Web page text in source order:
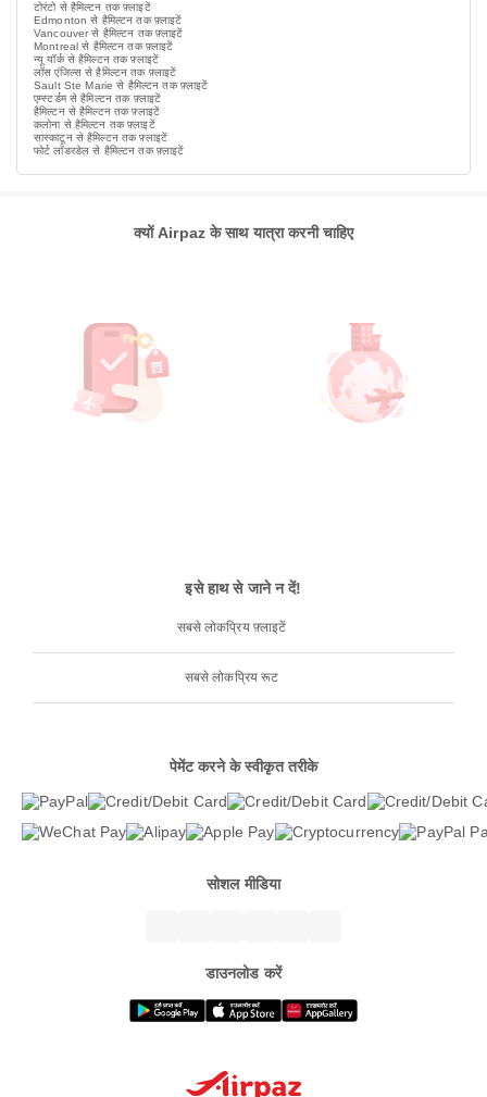
टोरंटो से हैमिल्टन तक फ़्लाइटें
Edmonton से हैमिल्टन तक फ़्लाइटें
Vancouver से हैमिल्टन तक फ़्लाइटें
Montreal से हैमिल्टन तक फ़्लाइटें
न्यू यॉर्क से हैमिल्टन तक फ़्लाइटें
लॉस एंजिल्स से हैमिल्टन तक फ़्लाइटें
Sault Ste Marie से हैमिल्टन तक फ़्लाइटें
एम्स्टर्डम से हैमिल्टन तक फ़्लाइटें
हैमिल्टन से हैमिल्टन तक फ़्लाइटें
कलोना से हैमिल्टन तक फ़्लाइटें
सास्काटून से हैमिल्टन तक फ़्लाइटें
फोर्ट लॉडरडेल से हैमिल्टन तक फ़्लाइटें
क्यों Airpaz के साथ यात्रा करनी चाहिए
इसे हाथ से जाने न दें!
सबसे लोकप्रिय फ़्लाइटें
सबसे लोकप्रिय रूट
पेमेंट करने के स्वीकृत तरीके
सोशल मीडिया
डाउनलोड करें